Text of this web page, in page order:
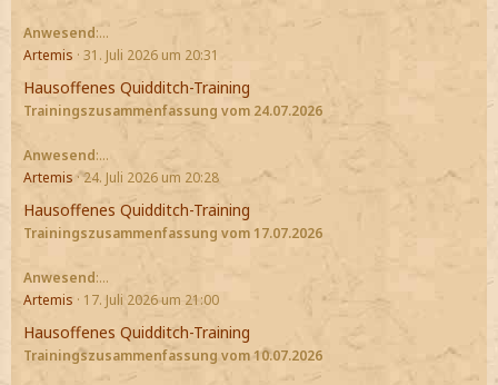
Anwesend:…
Artemis 31. Juli 2026 um 20:31
Hausoffenes Quidditch-Training
Trainingszusammenfassung vom 24.07.2026
Anwesend:…
Artemis 24. Juli 2026 um 20:28
Hausoffenes Quidditch-Training
Trainingszusammenfassung vom 17.07.2026
Anwesend:…
Artemis
17. Juli 2026 um 21:00
Hausoffenes Quidditch-Training
Trainingszusammenfassung vom 10.07.2026